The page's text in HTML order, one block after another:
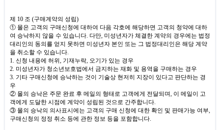
제 10 조 (구매계약의 성립)
① 몰은 고객의 구매신청에 대하여 다음 각호에 해당하면 고객의 청약에 대하
여 승낙하지 않을 수 있습니다 다만 미성년자가 체결한 계약의 경우에는 법정
대리인의 동의를 얻지 못하면 미성년자 본인 또는 그 법정대리인은 해당 계약
을 취소할 수 있습니다
1. 신청 내용에 허위 기재누락 오기가 있는 경우
2. 미성년자가 청소년보호법에서 금지하는 재화 및 용역을 구매하는 경우
3. 기타 구매신청에 승낙하는 것이 기술상 현저히 지장이 있다고 판단하는 경
우
② 몰의 승낙은 주문 완료 후 메일의 형태로 고객에게 전달되며 이 메일이 고
객에게 도달한 시점에 계약이 성립된 것으로 간주합니다
③ 몰의 승낙의 의사표시에는 고객의 구매 신청에 대한 확인 및 판매가능 여부
구매신청의 정정 취소 등에 관한 정보 등을 포함합니다